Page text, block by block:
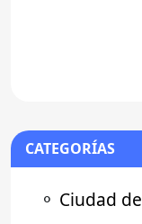
CATEGORÍAS
⚬ Ciudad